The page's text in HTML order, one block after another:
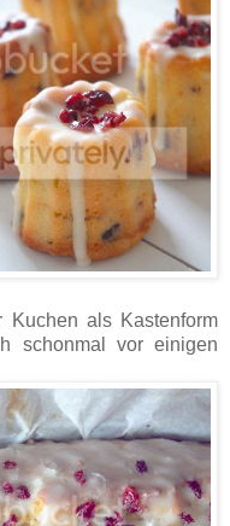
als Kastenform
schonmal vor einigen